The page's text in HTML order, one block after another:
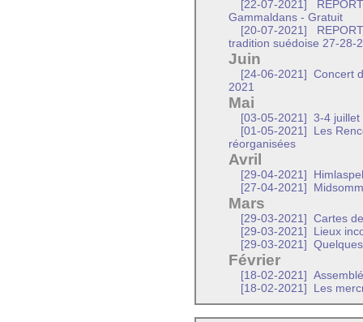
[22-07-2021]
Gammaldans - Gratuit
[20-07-2021]
tradition suédoise 27-28-
Juin
[24-06-2021]
Concert
2021
Mai
[03-05-2021]
3-4 juillet
[01-05-2021]
Les
réorganisées
Avril
[29-04-2021]
[27-04-2021]
Mars
[29-03-2021]
Cartes
[29-03-2021]
Lieux
[29-03-2021]
Février
[18-02-2021]
[18-02-2021]
Les